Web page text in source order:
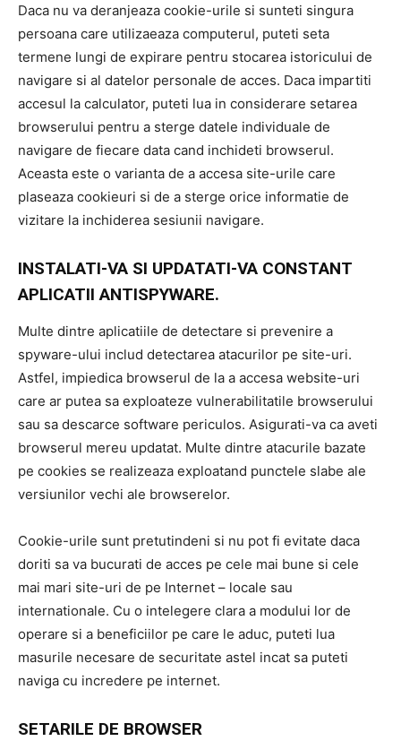
Daca nu va deranjeaza cookie-urile si sunteti singura
persoana care utilizaeaza computerul, puteti seta
termene lungi de expirare pentru stocarea istoricului de
navigare si al datelor personale de acces. Daca impartiti
accesul la calculator, puteti lua in considerare setarea
browserului pentru a sterge datele individuale de
navigare de fiecare data cand inchideti browserul.
Aceasta este o varianta de a accesa site-urile care
plaseaza cookieuri si de a sterge orice informatie de
vizitare la inchiderea sesiunii navigare.
INSTALATI-VA SI UPDATATI-VA CONSTANT
APLICATII ANTISPYWARE.
Multe dintre aplicatiile de detectare si prevenire a
spyware-ului includ detectarea atacurilor pe site-uri.
Astfel, impiedica browserul de la a accesa website-uri
care ar putea sa exploateze vulnerabilitatile browserului
sau sa descarce software periculos. Asigurati-va ca aveti
browserul mereu updatat. Multe dintre atacurile bazate
pe cookies se realizeaza exploatand punctele slabe ale
versiunilor vechi ale browserelor.
Cookie-urile sunt pretutindeni si nu pot fi evitate daca
doriti sa va bucurati de acces pe cele mai bune si cele
mai mari site-uri de pe Internet – locale sau
internationale. Cu o intelegere clara a modului lor de
operare si a beneficiilor pe care le aduc, puteti lua
masurile necesare de securitate astel incat sa puteti
naviga cu incredere pe internet.
SETARILE DE BROWSER